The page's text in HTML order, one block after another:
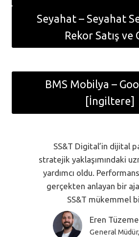
Seyahat – Seyahat
Rekor Satış ve
BMS Mobilya –
[İngiltere]
SS&T Digital’in dijital
stratejik yaklaşımındaki
yardımcı oldu.
gerçekten anlayan bir
SS&T mükemmel
Eren
General